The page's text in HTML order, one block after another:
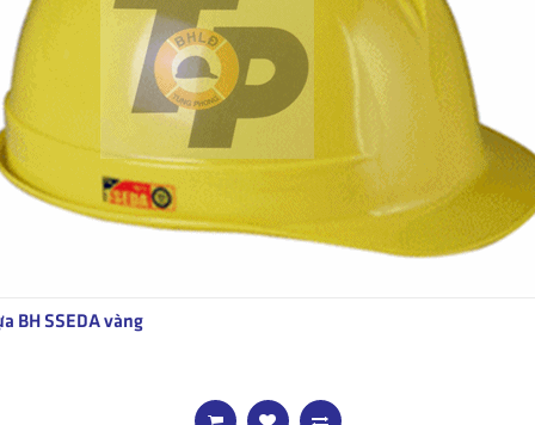
BH SSEDA vàng